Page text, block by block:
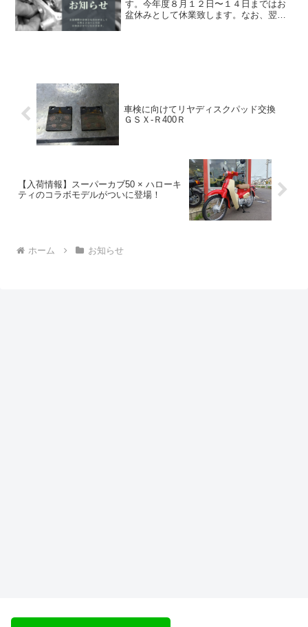
す。今年度８月１２日〜１４日まではお
盆休みとして休業致します。なお、翌日
車検に向けてリヤディスクパッド交換
ＧＳＸ-Ｒ400Ｒ
【入荷情報】スーパーカブ50 × ハローキ
ティのコラボモデルがついに登場！
ホーム お知らせ